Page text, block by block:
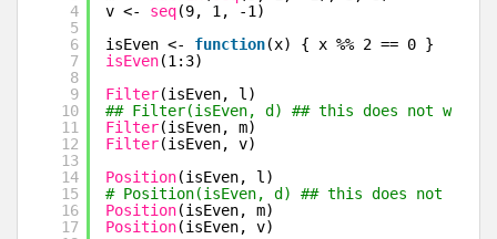
4
5
6
7
8
9
10
11
12
13
14
15
16
17
v <- seq(9, 1, -1)
isEven <- function(x) { x %% 2 == 0 }
isEven(1:3)
Filter(isEven, l)
## Filter(isEven, d) ## this does not work
Filter(isEven, m)
Filter(isEven, v)
Position(isEven, l)
# Position(isEven, d) ## this does not work
Position(isEven, m)
Position(isEven, v)